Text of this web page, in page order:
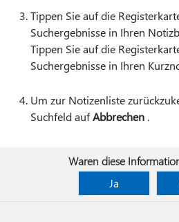
Tippen Sie auf die
Suchergebnisse in Ihren
Tippen Sie auf die
Suchergebnisse in Ihren
Um zur Notizenliste
Suchfeld aufAbbrechen .
Waren diese
Ja